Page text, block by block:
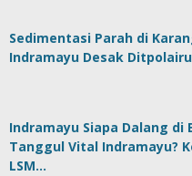
Sedimentasi Parah di
Indramayu Desak
Indramayu Siapa Dalang di
Tanggul Vital Indramayu?
LSM…